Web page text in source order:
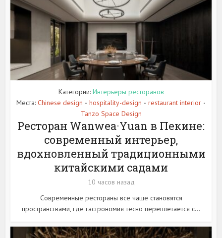
Категории: Интерьеры ресторанов
Места: Chinese design • hospitality-design • restaurant interior •
Tanzo Space Design
Ресторан Wanwea·Yuan в Пекине:
современный интерьер,
вдохновленный традиционными
китайскими садами
10 часов назад
Современные рестораны все чаще становятся
пространствами, где гастрономия тесно переплетается с...